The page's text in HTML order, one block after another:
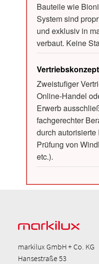
Bauteile wie
System sind
und exklusiv in
verbaut. Keine
Vertriebskonzept
Zweistufiger
Online-Handel
Erwerb
fachgerechter
durch autorisierte
Prüfung von
etc.).
markilux GmbH + Co. KG
Hansestraße 53